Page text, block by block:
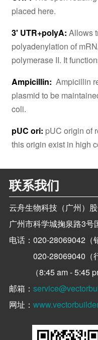
placed here.
3' UTR+polyA: Allows
polyadenylation of
polymerase II. It
Ampicillin: Ampicillin
plasmid to be
coli.
pUC ori: pUC origin of
this origin exist in high
联系我们
云舟生物科技（广州）
广州市科学城掬泉路3
电话：020-28069042（
020-28069040（
（8:45 am - 5:45
邮箱：
网址：